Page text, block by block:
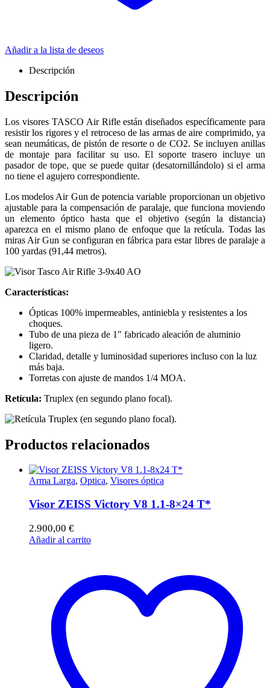
Añadir a la lista de deseos
Descripción
Descripción
Los visores TASCO Air Rifle están diseñados específicamente para
resistir los rigores y el retroceso de las armas de aire comprimido, ya
sean neumáticas, de pistón de resorte o de CO2. Se incluyen anillas
de montaje para facilitar su uso. El soporte trasero incluye un
pasador de tope, que se puede quitar (desatornillándolo) si el arma
no tiene el agujero correspondiente.
Los modelos Air Gun de potencia variable proporcionan un objetivo
ajustable para la compensación de paralaje, que funciona moviendo
un elemento óptico hasta que el objetivo (según la distancia)
aparezca en el mismo plano de enfoque que la retícula. Todas las
miras Air Gun se configuran en fábrica para estar libres de paralaje a
100 yardas (91,44 metros).
Características:
Ópticas 100% impermeables, antiniebla y resistentes a los
choques.
Tubo de una pieza de 1″ fabricado aleación de aluminio
ligero.
Claridad, detalle y luminosidad superiores incluso con la luz
más baja.
Torretas con ajuste de mandos 1/4 MOA.
Retícula: Truplex (en segundo plano focal).
Productos relacionados
Arma Larga, Optica, Visores óptica
Visor ZEISS Victory V8 1.1-8×24 T*
2.900,00 €
Añadir al carrito